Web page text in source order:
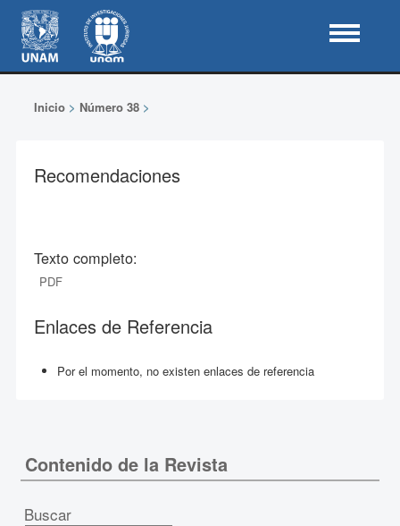
Inicio> Número 38>
Recomendaciones
Texto completo:
PDF
Enlaces de Referencia
Por el momento, no existen enlaces de referencia
Contenido de la Revista
Buscar